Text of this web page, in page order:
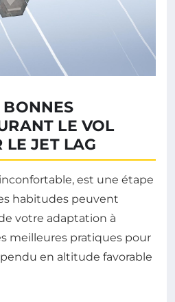
BONNES
LE VOL
LE JET LAG
est une étape
habitudes peuvent
votre adaptation à
meilleures pratiques pour
en altitude favorable